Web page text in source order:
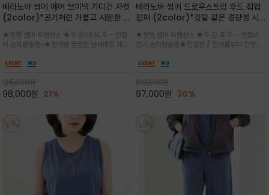
베라노바 썸머 에어 브이넥 가디건 자켓
(2color)*공기처럼 가볍고 시원한 나
브이넥 디자인이라 부담없이 쓱쓱~걸치
는 꾸안꾸!!가볍고 바스락한 나일론 블렌
드 소재감이 세련된 무드를 더해주는 가
★핫템 썸머 득템찬스 ★주.문.대.폭.주 - 전컬
러 순차발송중~★한여름 꿉꿉한 날씨에도 쾌적
일 자켓은 가벼운 무게감과 방수성 덕분에 여름
등과 밸런스를 맞춥니다
125,000원
98,000원 21%
베라노바 썸머 드로우스트링 후드 집업
점퍼 (2color)*깃털 같은 경량성 시원
(Volume Fit)가볍지만 입체적인 실
루엣을 유지하는 구조적 디자인
★핫템 썸머 득템찬스 ★주.문.폭.주 - 전컬러
인기 순차발송중★한정판 / 한여름부터 간절기
단 스토퍼 디테일로 핏 조절이 가능해 실용적/바
가볍게 비치는 세련된후드
139,000원
97,000원 30%